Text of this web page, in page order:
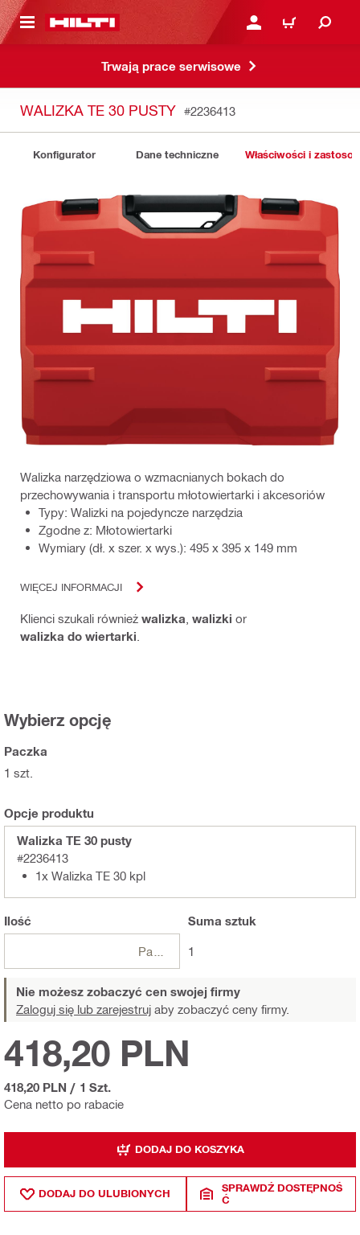
GŁÓWNEJ ZALOGUJ SIĘ LUB
KOSZYK
Trwają prace serwisowe
WALIZKA TE 30 PUSTY #2236413
Konfigurator Dane techniczne Właściwości i
Walizka narzędziowa o wzmacnianych bokach do
przechowywania i transportu młotowiertarki i akcesoriów
Typy: Walizki na pojedyncze narzędzia
Zgodne z: Młotowiertarki
Wymiary (dł. x szer. x wys.): 495 x 395 x 149 mm
WIĘCEJ INFORMACJI
Klienci szukali również walizka walizki or
walizka do wiertarki
Wybierz opcję
Paczka
1 szt.
Opcje produktu
Walizka TE 30 pusty
#2236413
1x Walizka TE 30 kpl
Ilość Suma sztuk
1
Nie możesz zobaczyć cen swojej firmy
Zaloguj się lub zarejestruj aby zobaczyć ceny firmy.
Cena netto po rabacie
418,20 PLN
418,20 PLN / 1 Szt.
DODAJ DO KOSZYKA
DODAJ DO ULUBIONYCH
SPRAWDŹ DOSTĘPNOŚ
Ć